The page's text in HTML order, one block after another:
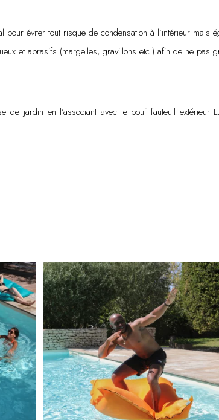
éviter tout risque de condensation à l’intérieur mais
et abrasifs (margelles, gravillons etc.) afin de ne pas
de jardin en l’associant avec le pouf fauteuil